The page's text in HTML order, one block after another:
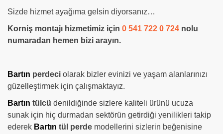
Sizde hizmet ayağıma gelsin diyorsanız…
Korniş montajı hizmetimiz için 0 541 722 0 724 nolu
numaradan hemen bizi arayın.
Bartın perdeci olarak bizler evinizi ve yaşam alanlarınızı
güzelleştirmek için çalışmaktayız.
Bartın tülcü denildiğinde sizlere kaliteli ürünü ucuza
sunak için hiç durmadan sektörün getirdiği yenilikleri takip
ederek Bartın tül perde modellerini sizlerin beğenisine